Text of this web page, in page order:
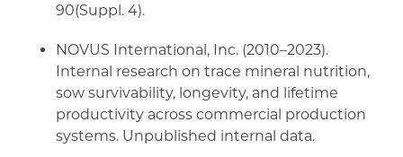
90(Suppl. 4).
NOVUS International, Inc. (2010–2023).
Internal research on trace mineral nutrition,
sow survivability, longevity, and lifetime
productivity across commercial production
systems. Unpublished internal data.